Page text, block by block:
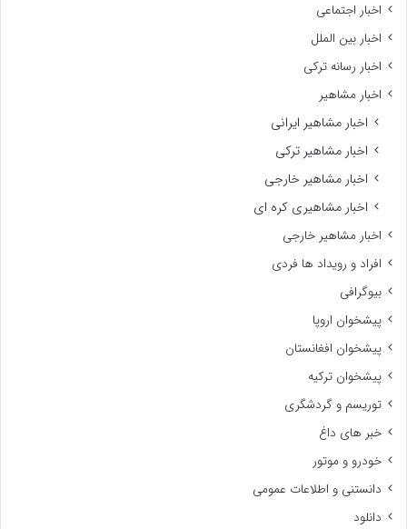
اخبار اجتماعی
اخبار بین الملل
اخبار رسانه ترکی
اخبار مشاهیر
اخبار مشاهیر ایرانی
اخبار مشاهیر ترکی
اخبار مشاهیر خارجی
اخبار مشاهیری کره ای
اخبار مشاهیر خارجی
افراد و رویداد ها فردی
بیوگرافی
پیشخوان اروپا
پیشخوان افغانستان
پیشخوان ترکیه
توریسم و گردشگری
خبر های داغ
خودرو و موتور
دانستنی و اطلاعات عمومی
دانلود